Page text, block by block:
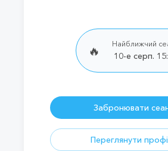
🔥
Найближчий
10-е серп.
Забронювати
Переглянути